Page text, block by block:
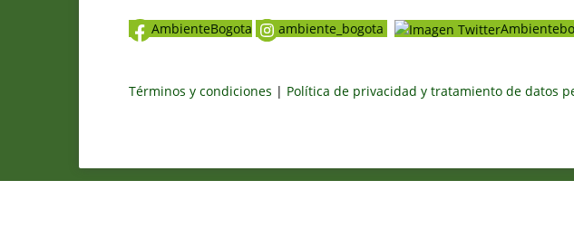
AmbienteBogota ambiente_bogota
Términos y condiciones | Política de privacidad y tratamiento de datos